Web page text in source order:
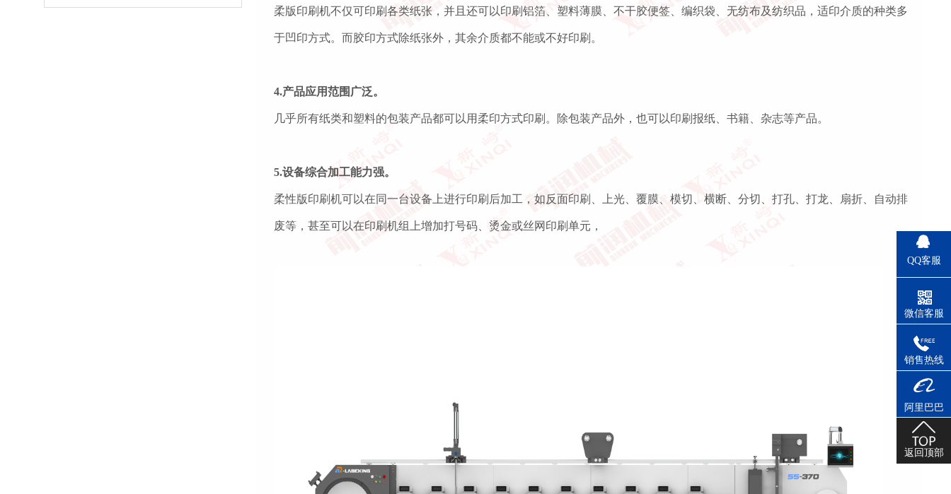
柔版印刷机不仅可印刷各类纸张，并且还可以印刷铝箔、塑料薄膜、不干胶便签、编织袋、无纺布及纺织品，适印介质的种类多
于凹印方式。而胶印方式除纸张外，其余介质都不能或不好印刷。
4.产品应用范围广泛。
几乎所有纸类和塑料的包装产品都可以用柔印方式印刷。除包装产品外，也可以印刷报纸、书籍、杂志等产品。
5.设备综合加工能力强。
柔性版印刷机可以在同一台设备上进行印刷后加工，如反面印刷、上光、覆膜、模切、横断、分切、打孔、打龙、扇折、自动排
废等，甚至可以在印刷机组上增加打号码、烫金或丝网印刷单元，
QQ客服
微信客服
销售热线
阿里巴巴
返回顶部